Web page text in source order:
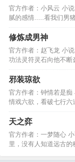
官方作者：小风云 小
腻的感情.....看我们男
控苍生尽在飞龙斗天…
修炼成男神
官方作者：赵飞龙 小
功法灵符灵石向他不断
那人却在灯火阑珊处
邪装琼欲
官方作者：钟情若是
情戏六欲，看破七行六
从，命运不平破苍天
天之弈
官方作者：一梦随心
里，没有人知道远古